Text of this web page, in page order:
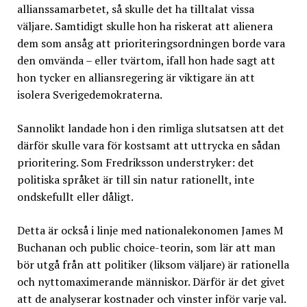
allianssamarbetet, så skulle det ha tilltalat vissa
väljare. Samtidigt skulle hon ha riskerat att alienera
dem som ansåg att prioriteringsordningen borde vara
den omvända – eller tvärtom, ifall hon hade sagt att
hon tycker en alliansregering är viktigare än att
isolera Sverigedemokraterna.
Sannolikt landade hon i den rimliga slutsatsen att det
därför skulle vara för kostsamt att uttrycka en sådan
prioritering. Som Fredriksson understryker: det
politiska språket är till sin natur rationellt, inte
ondskefullt eller dåligt.
Detta är också i linje med nationalekonomen James M
Buchanan och public choice-teorin, som lär att man
bör utgå från att politiker (liksom väljare) är rationella
och nyttomaximerande människor. Därför är det givet
att de analyserar kostnader och vinster inför varje val.